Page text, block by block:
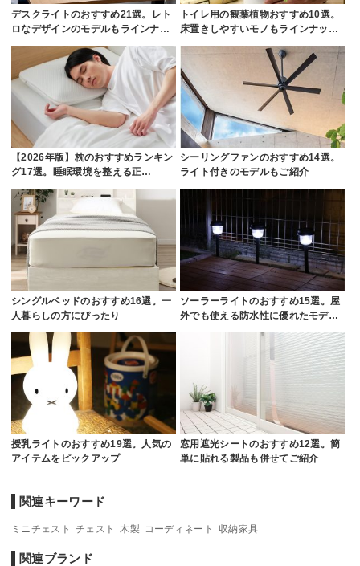
デスクライトのおすすめ21選。レト
ロなデザインのモデルもラインナ…
トイレ用の観葉植物おすすめ10選。
床置きしやすいモノもラインナッ…
【2026年版】枕のおすすめランキン
グ17選。睡眠環境を整える正…
シーリングファンのおすすめ14選。
ライト付きのモデルもご紹介
シングルベッドのおすすめ16選。一
人暮らしの方にぴったり
ソーラーライトのおすすめ15選。屋
外でも使える防水性に優れたモデ…
授乳ライトのおすすめ19選。人気の
アイテムをピックアップ
窓用遮光シートのおすすめ12選。簡
単に貼れる製品も併せてご紹介
関連キーワード
ミニチェスト チェスト 木製 コーディネート 収納家具
関連ブランド